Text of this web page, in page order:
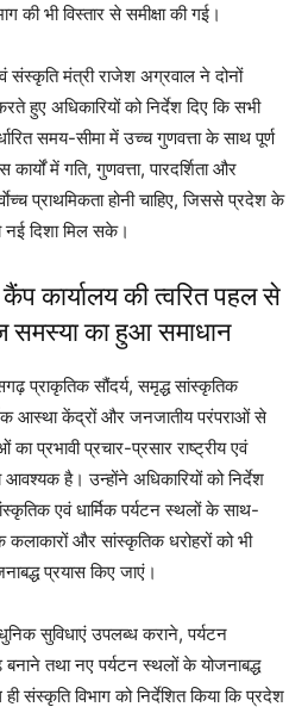
की भी विस्तार से समीक्षा की गई।
संस्कृति मंत्री राजेश अग्रवाल ने दोनों
हुए अधिकारियों को निर्देश दिए कि सभी
समय-सीमा में उच्च गुणवत्ता के साथ पूर्ण
में गति, गुणवत्ता, पारदर्शिता और
प्राथमिकता होनी चाहिए, जिससे प्रदेश के
नई दिशा मिल सके।
कार्यालय की त्वरित पहल से
समस्या का हुआ समाधान
प्राकृतिक सौंदर्य, समृद्ध सांस्कृतिक
आस्था केंद्रों और जनजातीय परंपराओं से
प्रभावी प्रचार-प्रसार राष्ट्रीय एवं
आवश्यक है। उन्होंने अधिकारियों को निर्देश
एवं धार्मिक पर्यटन स्थलों के साथ-
और सांस्कृतिक धरोहरों को भी
प्रयास किए जाएं।
सुविधाएं उपलब्ध कराने, पर्यटन
तथा नए पर्यटन स्थलों के योजनाबद्ध
संस्कृति विभाग को निर्देशित किया कि प्रदेश